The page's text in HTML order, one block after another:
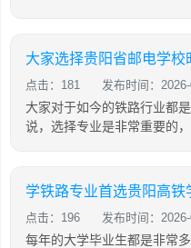
大家选择贵阳省邮电学校
点击：181 发布时间：
大家对于如今的铁路行业都
说，选择专业是非常重要的
学铁路专业首选贵阳高铁
点击：196 发布时间：
每年的大学毕业生都是非常